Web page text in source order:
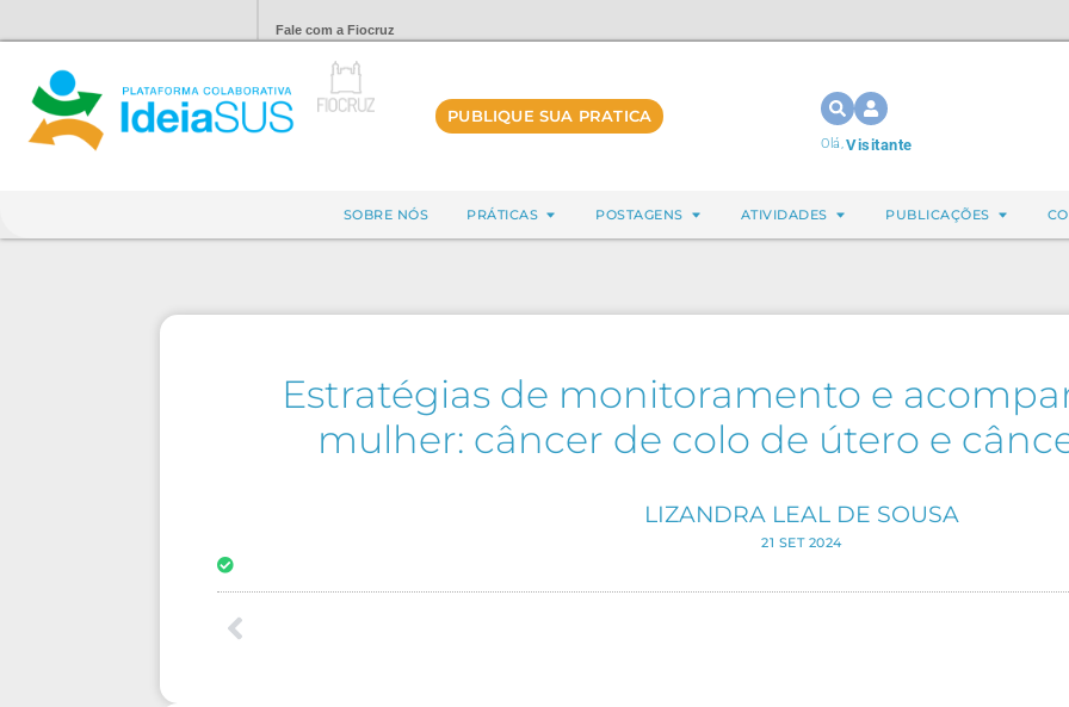
Fale com a Fiocruz
PUBLIQUE SUA PRATICA
Olá,Visitante
SOBRE NÓS PRÁTICAS POSTAGENS ATIVIDADES PUBLICAÇÕES
Estratégias de monitoramento e
mulher: câncer de colo de útero e
LIZANDRA LEAL DE SOUSA
21 SET 2024